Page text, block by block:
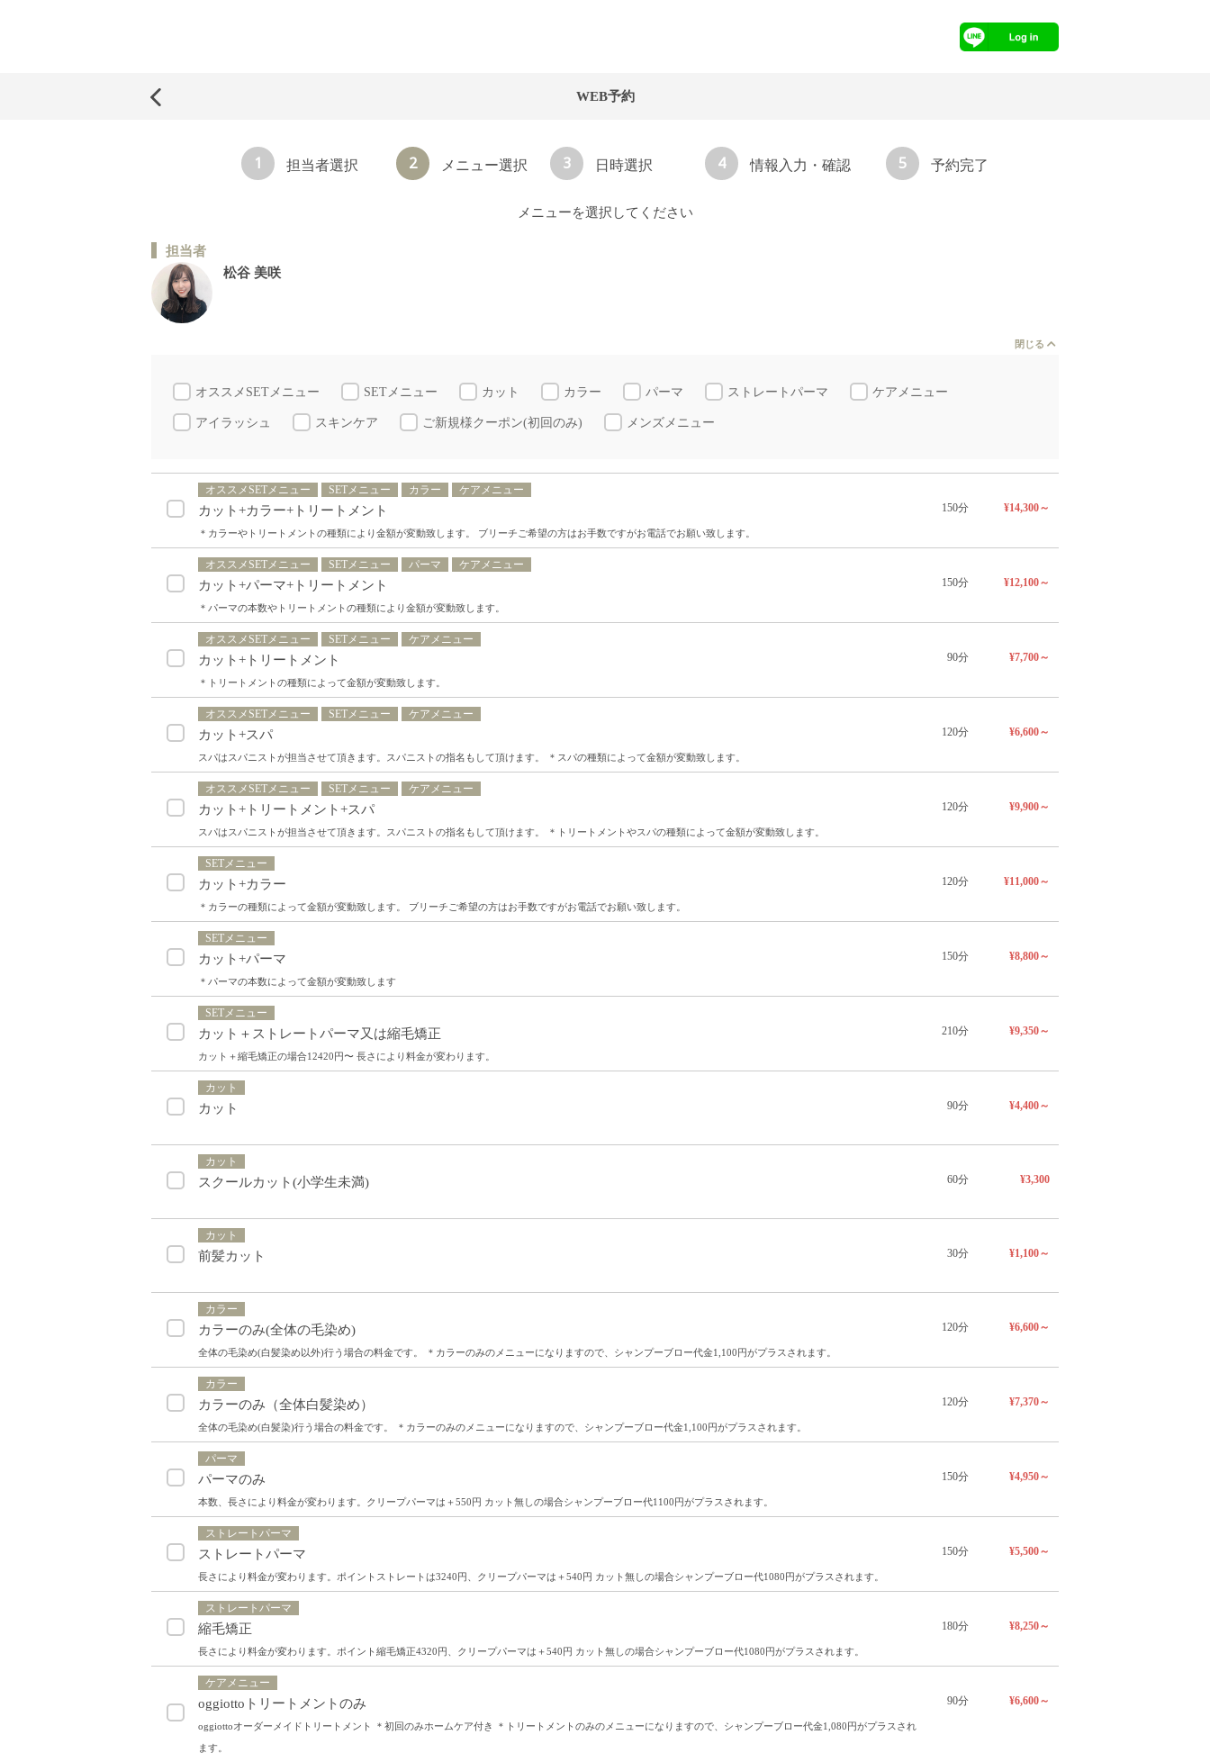
WEB予約
1 担当者選択 2 メニュー選択 3 日時選択 4 情報入力・確認 5 予約完了
メニューを選択してください
担当者
松谷 美咲
閉じる
オススメSETメニュー SETメニュー カット カラー パーマ ストレートパーマ ケアメニュー
アイラッシュ スキンケア ご新規様クーポン(初回のみ) メンズメニュー
オススメSETメニュー SETメニュー カラー ケアメニュー
カット+カラー+トリートメント
＊カラーやトリートメントの種類により金額が変動致します。 ブリーチご希望の方はお手数ですがお電話でお願い致します。
150分 ¥14,300～
オススメSETメニュー SETメニュー パーマ ケアメニュー
カット+パーマ+トリートメント
＊パーマの本数やトリートメントの種類により金額が変動致します。
150分 ¥12,100～
オススメSETメニュー SETメニュー ケアメニュー
カット+トリートメント
＊トリートメントの種類によって金額が変動致します。
90分 ¥7,700～
オススメSETメニュー SETメニュー ケアメニュー
カット+スパ
スパはスパニストが担当させて頂きます。スパニストの指名もして頂けます。 ＊スパの種類によって金額が変動致します。
120分 ¥6,600～
オススメSETメニュー SETメニュー ケアメニュー
カット+トリートメント+スパ
スパはスパニストが担当させて頂きます。スパニストの指名もして頂けます。 ＊トリートメントやスパの種類によって金額が変動致します。
120分 ¥9,900～
SETメニュー
カット+カラー
＊カラーの種類によって金額が変動致します。 ブリーチご希望の方はお手数ですがお電話でお願い致します。
120分 ¥11,000～
SETメニュー
カット+パーマ
＊パーマの本数によって金額が変動致します
150分 ¥8,800～
SETメニュー
カット＋ストレートパーマ又は縮毛矯正
カット＋縮毛矯正の場合12420円〜 長さにより料金が変わります。
210分 ¥9,350～
カット
カット 90分 ¥4,400～
カット
スクールカット(小学生未満) 60分 ¥3,300
カット
前髪カット 30分 ¥1,100～
カラー
カラーのみ(全体の毛染め)
全体の毛染め(白髪染め以外)行う場合の料金です。 ＊カラーのみのメニューになりますので、シャンプーブロー代金1,100円がプラスされます。
120分 ¥6,600～
カラー
カラーのみ（全体白髪染め）
全体の毛染め(白髪染)行う場合の料金です。 ＊カラーのみのメニューになりますので、シャンプーブロー代金1,100円がプラスされます。
120分 ¥7,370～
パーマ
パーマのみ
本数、長さにより料金が変わります。クリープパーマは＋550円 カット無しの場合シャンプーブロー代1100円がプラスされます。
150分 ¥4,950～
ストレートパーマ
ストレートパーマ
長さにより料金が変わります。ポイントストレートは3240円、クリープパーマは＋540円 カット無しの場合シャンプーブロー代1080円がプラスされます。
150分 ¥5,500～
ストレートパーマ
縮毛矯正
長さにより料金が変わります。ポイント縮毛矯正4320円、クリープパーマは＋540円 カット無しの場合シャンプーブロー代1080円がプラスされます。
180分 ¥8,250～
ケアメニュー
oggiottoトリートメントのみ
oggiottoオーダーメイドトリートメント ＊初回のみホームケア付き ＊トリートメントのみのメニューになりますので、シャンプーブロー代金1,080円がプラスされ
ます。
90分 ¥6,600～